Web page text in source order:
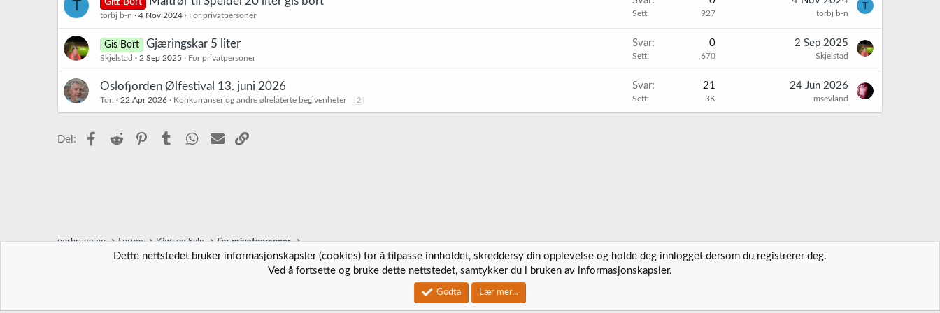
T Gitt Bort
torbj b-n 4 Nov 2024 For privatpersoner Sett 927 torbj b-n
T
Gis Bort Gjæringskar 5 liter
Skjelstad 2 Sep 2025 For privatpersoner
Svar 0
Sett 670
2 Sep 2025
Skjelstad
Oslofjorden Ølfestival 13. juni 2026
Tor. 22 Apr 2026 Konkurranser og andre ølrelaterte begivenheter 2
Svar 21
Sett 3K
24 Jun 2026
msevland
Del: Facebook
Reddit PinterestTumblr WhatsApp
E-post
norbrygg.no Forum Kjøp og Salg For privatpersoner
Kontakt oss Vilkår og regler
Community platform by XenForo ®
Dette nettstedet bruker informasjonskapsler (cookies) for å tilpasse innholdet, skreddersy din opplevelse og holde deg innlogget dersom du registrerer deg.
Ved å fortsette og bruke dette nettstedet, samtykker du i bruken av informasjonskapsler.
Godta Lær mer...